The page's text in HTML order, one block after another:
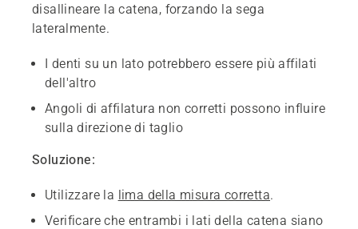
disallineare la catena, forzando la sega
lateralmente.
I denti su un lato potrebbero essere più affilati
dell'altro
Angoli di affilatura non corretti possono influire
sulla direzione di taglio
Soluzione:
Utilizzare la lima della misura corretta.
Verificare che entrambi i lati della catena siano